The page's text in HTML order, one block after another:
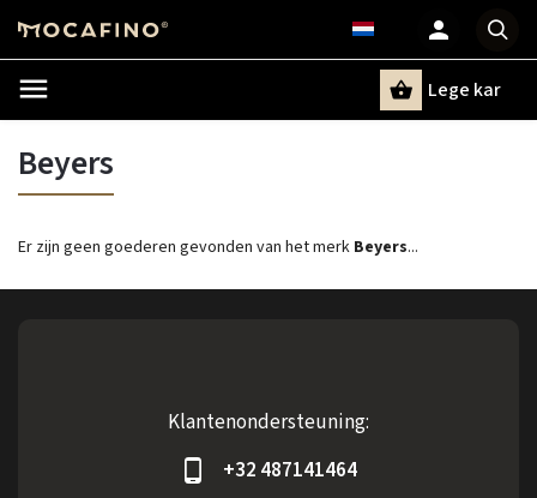
Lege kar
Beyers
Er zijn geen goederen gevonden van het merk Beyers...
Klantenondersteuning:
+32 487141464